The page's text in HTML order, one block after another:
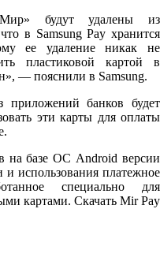
будут удалены из
в Samsung Pay хранится
ее удаление никак не
пластиковой картой в
— пояснили в Samsung.
банков будет
эти карты для оплаты
на базе ОС Android версии
использования платежное
специально для
картами. Скачать Mir Pay